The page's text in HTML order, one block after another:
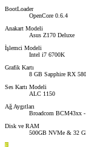
BootLoader
OpenCore 0.6.4
Anakart Modeli
Asus Z170 Deluxe
İşlemci Modeli
Intel i7 6700K
Grafik Kartı
8 GB Sapphire RX
Ses Kartı Modeli
ALC 1150
Ağ Aygıtları
Broadcom BCM43xx
Disk ve RAM
500GB NVMe & 32
E